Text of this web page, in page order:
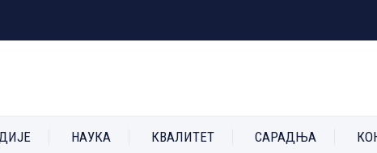
НАУКА КВАЛИТЕТ САРАДЊА